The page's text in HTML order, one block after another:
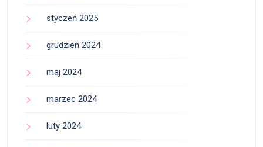
styczeń 2025
grudzień 2024
maj 2024
marzec 2024
luty 2024